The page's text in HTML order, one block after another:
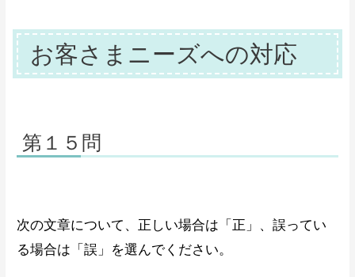
お客さまニーズへの対応
第１５問
次の文章について、正しい場合は「正」、誤ってい
る場合は「誤」を選んでください。